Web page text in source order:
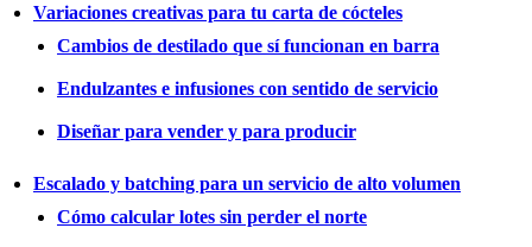
Variaciones creativas para tu carta de cócteles
Cambios de destilado que sí funcionan en barra
Endulzantes e infusiones con sentido de servicio
Diseñar para vender y para producir
Escalado y batching para un servicio de alto volumen
Cómo calcular lotes sin perder el norte